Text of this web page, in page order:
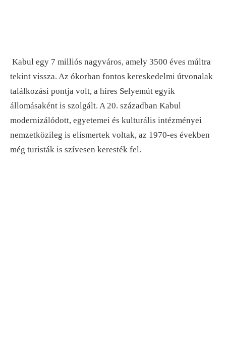
Kabul egy 7 milliós nagyváros, amely 3500 éves múltra
tekint vissza. Az ókorban fontos kereskedelmi útvonalak
találkozási pontja volt, a híres Selyemút egyik
állomásaként is szolgált. A 20. században Kabul
modernizálódott, egyetemei és kulturális intézményei
nemzetközileg is elismertek voltak, az 1970-es években
még turisták is szívesen keresték fel.